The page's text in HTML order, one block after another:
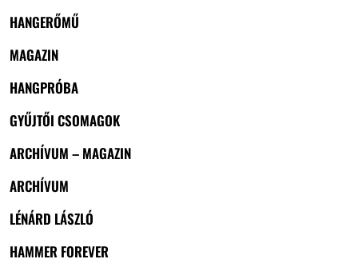
HANGERŐMŰ
MAGAZIN
HANGPRÓBA
GYŰJTŐI CSOMAGOK
ARCHÍVUM – MAGAZIN
ARCHÍVUM
LÉNÁRD LÁSZLÓ
HAMMER FOREVER